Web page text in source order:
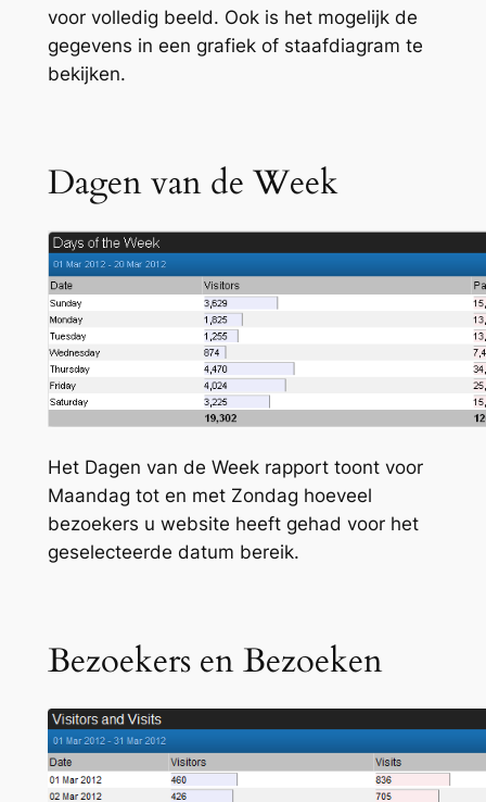
voor volledig beeld. Ook is het mogelijk de
gegevens in een grafiek of staafdiagram te
bekijken.
Dagen van de Week
Het Dagen van de Week rapport toont voor
Maandag tot en met Zondag hoeveel
bezoekers u website heeft gehad voor het
geselecteerde datum bereik.
Bezoekers en Bezoeken